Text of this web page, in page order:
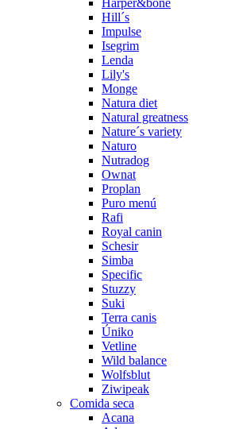
Harper&bone
Hill´s
Impulse
Isegrim
Lenda
Lily's
Monge
Natura diet
Natural greatness
Nature´s variety
Naturo
Nutradog
Ownat
Proplan
Puro menú
Rafi
Royal canin
Schesir
Simba
Specific
Stuzzy
Suki
Terra canis
Úniko
Vetline
Wild balance
Wolfsblut
Ziwipeak
Comida seca
Acana